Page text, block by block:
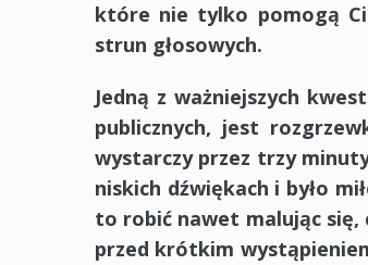
które nie tylko pomogą Ci
strun głosowych.
Jedną z ważniejszych
publicznych, jest
wystarczy przez trzy
niskich dźwiękach i było
to robić nawet malując
przed krótkim